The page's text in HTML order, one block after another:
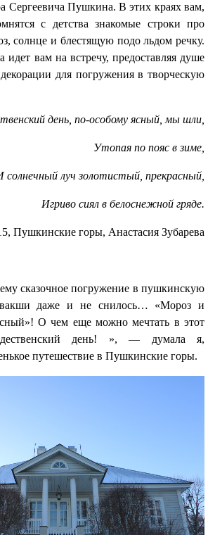
Сергеевича Пушкина. В этих краях вам,
с детства знакомые строки про
солнце и блестящую подо льдом речку.
идет вам на встречу, предоставляя душе
для погружения в творческую
день, по-особому ясный, мы шли,
Утопая по пояс в зиме,
солнечный луч золотистый, прекрасный,
Игриво сиял в белоснежной гряде.
Пушкинские горы, Анастасия Зубарева
сказочное погружение в пушкинскую
даже и не снилось… «Мороз и
О чем еще можно мечтать в этот
день! », — думала я,
путешествие в Пушкинские горы.